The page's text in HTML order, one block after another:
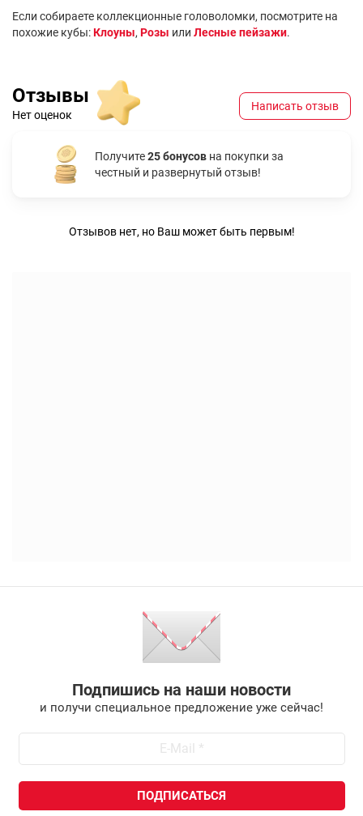
Если собираете коллекционные головоломки, посмотрите на
похожие кубы: Клоуны, Розы или Лесные пейзажи.
Отзывы
Нет оценок
Написать отзыв
Получите25 бонусов на покупки за
честный и развернутый отзыв!
Отзывов нет, но Ваш может быть первым!
Подпишись на наши новости
и получи специальное предложение уже сейчас!